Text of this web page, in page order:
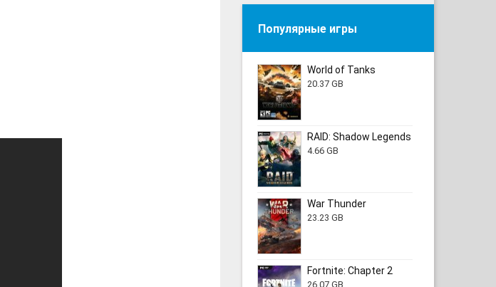
Популярные игры
World of Tanks
20.37 GB
RAID: Shadow Legends
4.66 GB
War Thunder
23.23 GB
Fortnite: Chapter 2
26.07 GB